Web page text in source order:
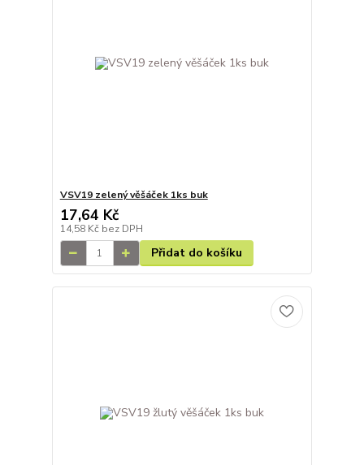
VSV19 zelený věšáček 1ks buk
17,64 Kč
14,58 Kč bez DPH
Přidat do košíku